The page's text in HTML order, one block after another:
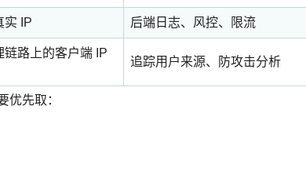
实 IP 后端日志、风控、限流
链路上的客户端 IP
追踪用户来源、防攻击分析
优先取：